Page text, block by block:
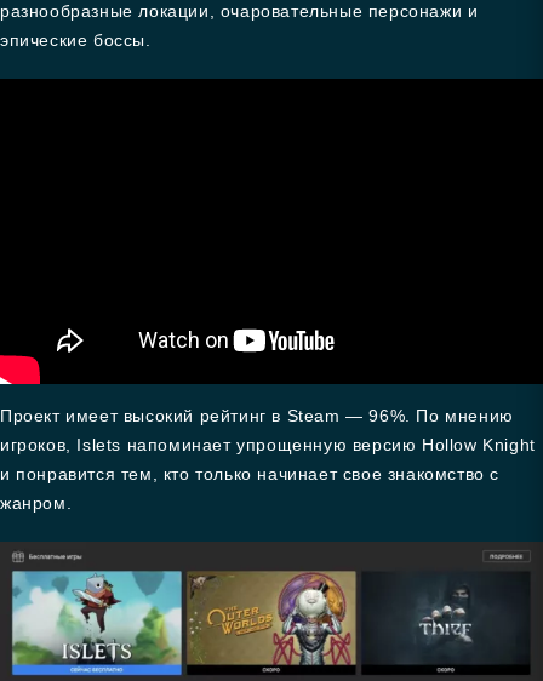
разнообразные локации, очаровательные персонажи и
эпические боссы.
Проект имеет высокий рейтинг в Steam — 96%. По мнению
игроков, Islets напоминает упрощенную версию Hollow Knight
и понравится тем, кто только начинает свое знакомство с
жанром.